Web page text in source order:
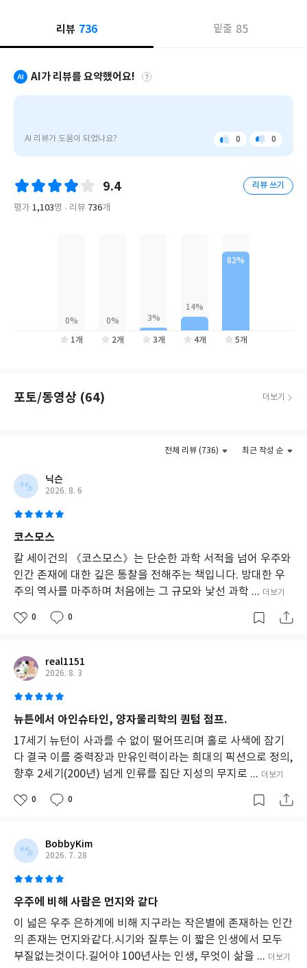
의 지적 생명(Intelligent Life in the Universe)??(1966년), ??
의 뇌 (Broca's Brain)??(1974년), ??다른 세계들(Other
Worlds)????(1975), ??창백한 푸른 점(Pale blue dot)??(1994
년), ??악령이 출몰하는 세상(The Demon haunted world)??
평생 동안 우주에 대한 꿈과 희망을 일구었던 그는 1996년 12월 20
일에 골수성 백혈병으로 세상을 떠났다.
이 책은 모두 13개장으로 구성되어 있다. 칼 세이건은 이 책에서 10
조 개의 별들을 품고 있는 은하가 10조 개 있는 광막한 대우주의 세
양계의 한구석에서 창백하게 빛나는 지구에 이르기까지 코스모스
에 대해 우리 인류가 알게 된 것들, 알게 된 과정들, 그리고 알아 갈
실려 있다.
리뷰 736 밑줄 85
AI가 리뷰를 요약했어요!
이
"코
스
모
과
만
아
라
상
상
력
과
철
학,
리
류
의
래
에
대
한
통
찰
을
공
책
이
TV
프
로
그
램
으
로
AI 리뷰가 도움이 되었나요?
좋
아
0
아
쉬
요
0
9.4
평가 1,103명 리뷰 736개
리뷰 쓰기
1개 2개 3개 4개 5개
포토/동영상 (64) 더보기
전체 리뷰 (736) 최근 작성 순
닉슨
2026. 8. 6
코스모스
칼 세이건의 《코스모스》는 단순한 과학 서적을 넘어 우주와
인간 존재에 대한 깊은 통찰을 전해주는 책입니다. 방대한 우
주의 역사를 마주하며 처음에는 그 규모와 낯선 과학 ... 더보기
0 0
real1151
2026. 8. 3
뉴튼에서 아인슈타인, 양자물리학의 퀀텀 점프.
17세기 뉴턴이 사과를 수 없이 떨어뜨리며 홀로 사색에 잠기
다 결국 이를 중력장과 만유인력이라는 희대의 픽션으로 정의,
향후 2세기(200년) 넘게 인류를 집단 지성의 무지로 ... 더보기
0 0
BobbyKim
2026. 7. 28
우주에 비해 사람은 먼지와 같다
이 넓은 우주 은하계에 비해 지구라는 작은별에 존재하는 인간
의 존재는 먼지와같다.시기와 질투는 이 짧은 인생에서 모두
부질없는것이다.길어야 100년사는 인생, 무엇이 삶을 ... 더보기